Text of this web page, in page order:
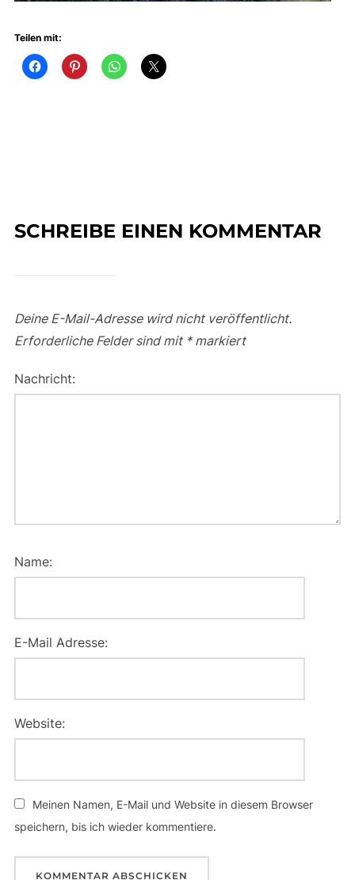
Teilen mit:
SCHREIBE EINEN KOMMENTAR
Deine E-Mail-Adresse wird nicht veröffentlicht.
Erforderliche Felder sind mit *markiert
Nachricht:
Name:
E-Mail Adresse:
Website:
Meinen Namen, E-Mail und Website in diesem Browser
speichern, bis ich wieder kommentiere.